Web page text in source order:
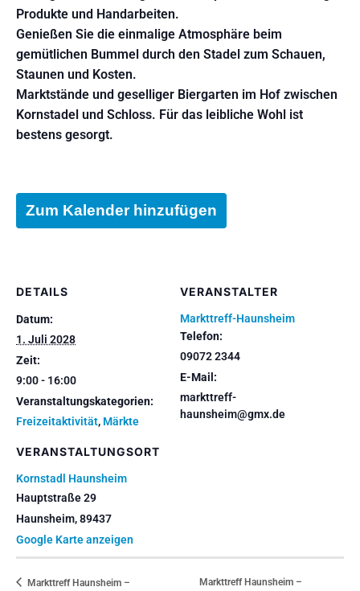
Produkte und Handarbeiten.
Genießen Sie die einmalige Atmosphäre beim
gemütlichen Bummel durch den Stadel zum Schauen,
Staunen und Kosten.
Marktstände und geselliger Biergarten im Hof zwischen
Kornstadel und Schloss. Für das leibliche Wohl ist
bestens gesorgt.
Zum Kalender hinzufügen
DETAILS
Datum:
1. Juli 2028
Zeit:
9:00 - 16:00
Veranstaltungskategorien:
Freizeitaktivität, Märkte
VERANSTALTUNGSORT
Kornstadl Haunsheim
Hauptstraße 29
Haunsheim,89437
Google Karte anzeigen
VERANSTALTER
Markttreff-Haunsheim
Telefon:
09072 2344
E-Mail:
markttreff-
haunsheim@gmx.de
Markttreff Haunsheim –
Markttreff Haunsheim –